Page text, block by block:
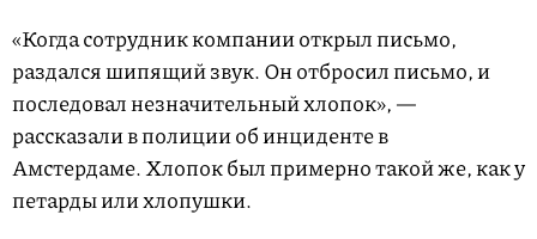
«Когда сотрудник компании открыл письмо,
раздался шипящий звук. Он отбросил письмо, и
последовал незначительный хлопок», —
рассказали в полиции об инциденте в
Амстердаме. Хлопок был примерно такой же, как у
петарды или хлопушки.